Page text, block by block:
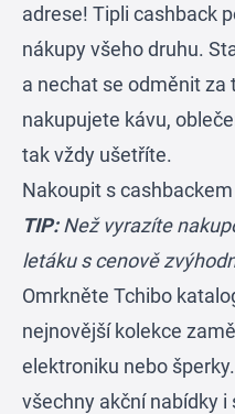
adrese! Tipli cashback
nákupy všeho druhu.
a nechat se odměnit za
nakupujete kávu,
tak vždy ušetříte.
Nakoupit s cashbackem
TIP:Než vyrazíte
letáku s cenově
Omrkněte Tchibo
nejnovější kolekce
elektroniku nebo
všechny akční nabídky